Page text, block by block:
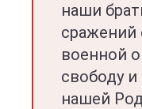
наши
сражений
военной
свободу
нашей